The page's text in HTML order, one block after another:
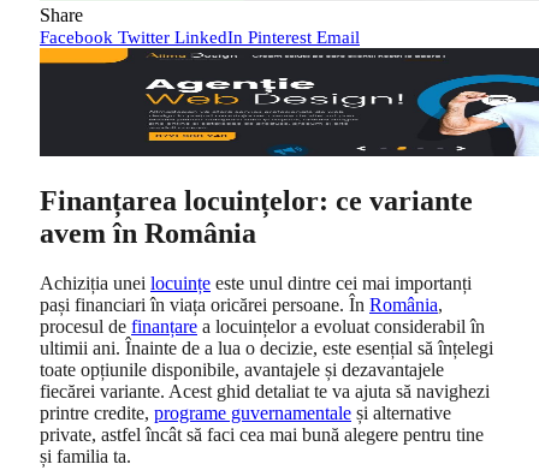
Share
Facebook Twitter LinkedIn Pinterest Email
Finanțarea locuințelor: ce variante
avem în România
Achiziția unei locuințe este unul dintre cei mai importanți
pași financiari în viața oricărei persoane. În România,
procesul de finanțare a locuințelor a evoluat considerabil în
ultimii ani. Înainte de a lua o decizie, este esențial să înțelegi
toate opțiunile disponibile, avantajele și dezavantajele
fiecărei variante. Acest ghid detaliat te va ajuta să navighezi
printre credite, programe guvernamentale și alternative
private, astfel încât să faci cea mai bună alegere pentru tine
și familia ta.